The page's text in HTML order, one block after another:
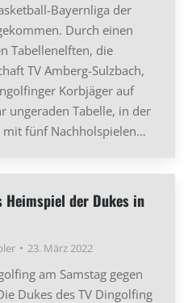
Bayernliga der
Durch einen
Tabellenelften, die
TV Amberg-Sulzbach,
Korbjäger auf
ungeraden Tabelle, in der
mit fünf Nachholspielen…
der Dukes in
23. März 2022
am Samstag gegen
Dukes des TV Dingolfing